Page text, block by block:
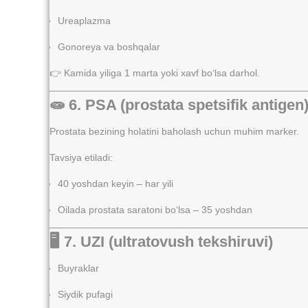
Ureaplazma
Gonoreya va boshqalar
👉 Kamida yiliga 1 marta yoki xavf bo‘lsa darhol.
🧫 6. PSA (prostata spetsifik antigen)
Prostata bezining holatini baholash uchun muhim marker.
Tavsiya etiladi:
40 yoshdan keyin – har yili
Oilada prostata saratoni bo‘lsa – 35 yoshdan
🖥 7. UZI (ultratovush tekshiruvi)
Buyraklar
Siydik pufagi